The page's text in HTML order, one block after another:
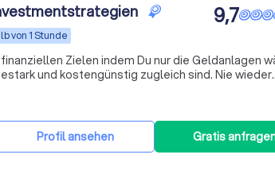
von 1 Stunde
9,7
Zielen indem Du nur die Geldanlagen
kostengünstig zugleich sind. Nie wieder
prognosefreies Investieren.
Profil ansehen Gratis